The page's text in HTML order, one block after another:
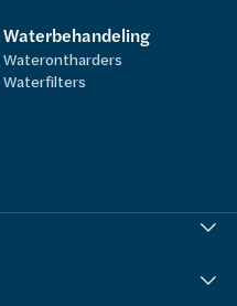
Waterbehandeling
Waterontharders
Waterfilters